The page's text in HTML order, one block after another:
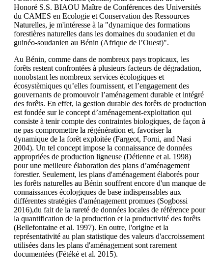
Honoré S.S. BIAOU Maître de Conférences des Universités
du CAMES en Ecologie et Conservation des Ressources
Naturelles, je m'intéresse à la "dynamique des formations
forestières naturelles dans les domaines du soudanien et du
guinéo-soudanien au Bénin (Afrique de l’Ouest)".
Au Bénin, comme dans de nombreux pays tropicaux, les
forêts restent confrontées à plusieurs facteurs de dégradation,
nonobstant les nombreux services écologiques et
écosystèmiques qu’elles fournissent, et l’engagement des
gouvernants de promouvoir l’aménagement durable et intégré
des forêts. En effet, la gestion durable des forêts de production
est fondée sur le concept d’aménagement-exploitation qui
consiste à tenir compte des contraintes biologiques, de façon à
ne pas compromettre la régénération et, favoriser la
dynamique de la forêt exploitée (Fargeot, Forni, and Nasi
2004). Un tel concept impose la connaissance de données
appropriées de production ligneuse (Détienne et al. 1998)
pour une meilleure élaboration des plans d’aménagement
forestier. Seulement, les plans d'aménagement élaborés pour
les forêts naturelles au Bénin souffrent encore d'un manque de
connaissances écologiques de base indispensables aux
différentes stratégies d'aménagement promues (Sogbossi
2016),du fait de la rareté de données locales de référence pour
la quantification de la production et la productivité des forêts
(Bellefontaine et al. 1997). En outre, l'origine et la
représentativité au plan statistique des valeurs d'accroissement
utilisées dans les plans d'aménagement sont rarement
documentées (Fétéké et al. 2015).